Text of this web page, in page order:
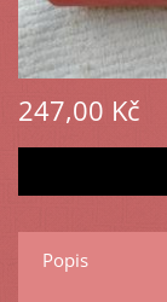
247,00 Kč
Popis